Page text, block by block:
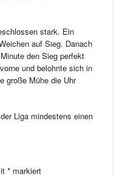
stark. Ein
auf Sieg. Danach
den Sieg perfekt
und belohnte sich in
große Mühe die Uhr
Liga mindestens einen
* markiert